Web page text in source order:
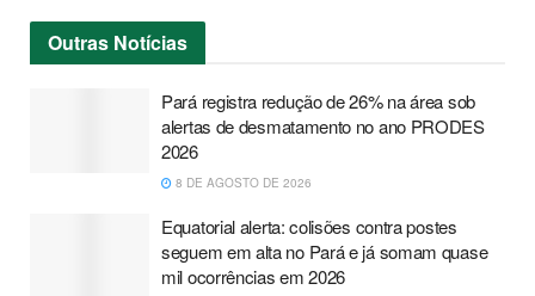
Outras Notícias
Pará registra redução de 26% na área sob
alertas de desmatamento no ano PRODES
2026
8 DE AGOSTO DE 2026
Equatorial alerta: colisões contra postes
seguem em alta no Pará e já somam quase
mil ocorrências em 2026